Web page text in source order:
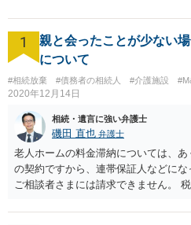
1
親と会ったことが少ない
について
#相続放棄 #債務者の相続人 #介護施設
2020年12月14日
相続・遺言に強い弁護士
磯田 直也 弁護士
老人ホームの料金滞納については、
の契約ですから、連帯保証人などに
ご相談者さまには請求できません。
護受給の際に扶養できないかという